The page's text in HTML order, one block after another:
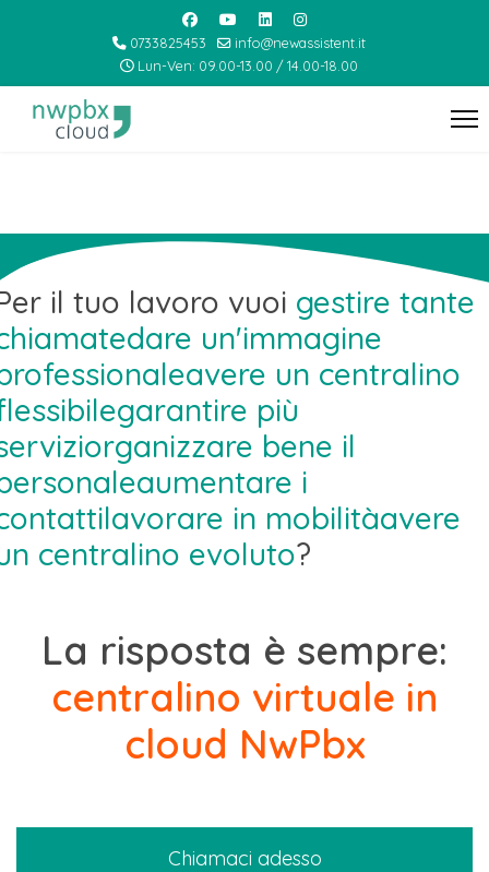
0733825453
info@newassistent.it
Lun-Ven: 09.00-13.00 / 14.00-18.00
il tuo lavoro vuoi gestire tante
dare un'immagine
avere un centralino
garantire più
organizzare bene il
aumentare i
lavorare in mobilitàavere
centralino evoluto?
La risposta è sempre:
centralino virtuale in
cloud NwPbx
Chiamaci adesso